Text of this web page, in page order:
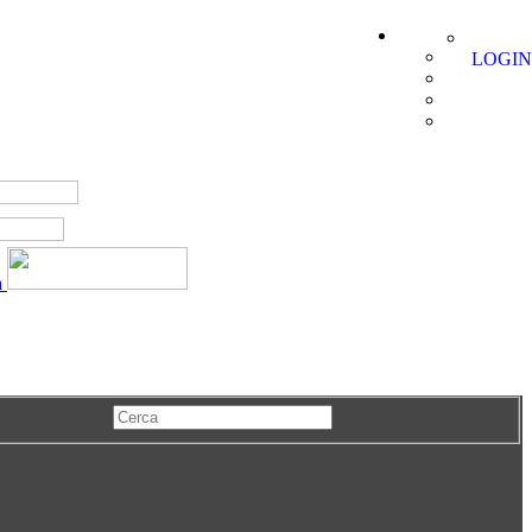
LOGIN